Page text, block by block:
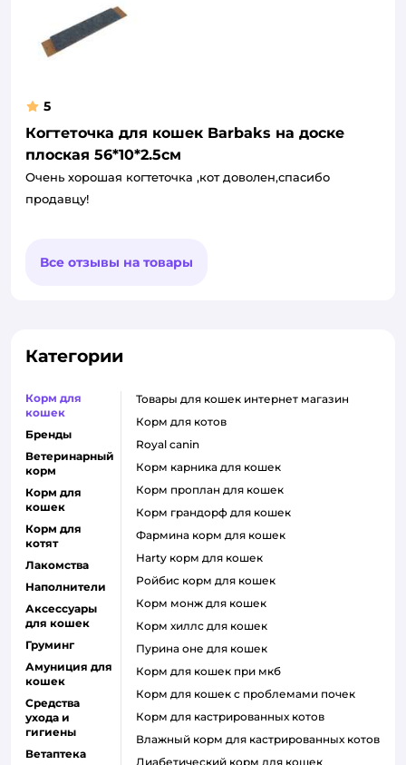
5
Когтеточка для кошек Barbaks на доске
плоская 56*10*2.5см
Очень хорошая когтеточка ,кот доволен,спасибо
продавцу!
Все отзывы на товары
Категории
Корм для
кошек
Бренды
Ветеринарный
корм
Корм для
кошек
Корм для
котят
Лакомства
Наполнители
Аксессуары
для кошек
Груминг
Амуниция для
кошек
Средства
ухода и
гигиены
Ветаптека
товары для кошек интернет магазин
корм для котов
royal canin
корм карника для кошек
корм проплан для кошек
корм грандорф для кошек
фармина корм для кошек
harty корм для кошек
ройбис корм для кошек
корм монж для кошек
корм хиллс для кошек
пурина оне для кошек
корм для кошек при мкб
корм для кошек с проблемами почек
Корм для кастрированных котов
влажный корм для кастрированных котов
диабетический корм для кошек